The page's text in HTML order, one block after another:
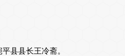
县县长王冷斋。